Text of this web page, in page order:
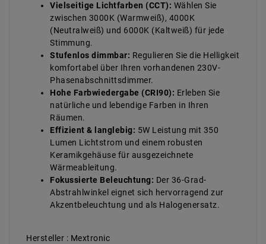
Vielseitige Lichtfarben (CCT): Wählen Sie
zwischen 3000K (Warmweiß), 4000K
(Neutralweiß) und 6000K (Kaltweiß) für jede
Stimmung.
Stufenlos dimmbar: Regulieren Sie die Helligkeit
komfortabel über Ihren vorhandenen 230V-
Phasenabschnittsdimmer.
Hohe Farbwiedergabe (CRI90): Erleben Sie
natürliche und lebendige Farben in Ihren
Räumen.
Effizient & langlebig: 5W Leistung mit 350
Lumen Lichtstrom und einem robusten
Keramikgehäuse für ausgezeichnete
Wärmeableitung.
Fokussierte Beleuchtung: Der 36-Grad-
Abstrahlwinkel eignet sich hervorragend zur
Akzentbeleuchtung und als Halogenersatz.
Hersteller : Mextronic